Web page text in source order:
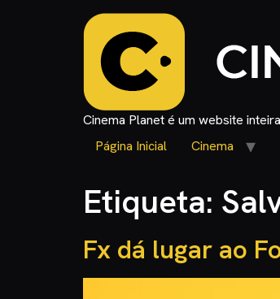
Cinema Planet é um website
Página Inicial
Cinema
Etiqueta:
Fx dá lugar ao